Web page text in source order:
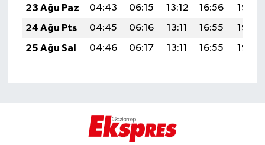
23 Ağu Paz
04:43 06:15 13:12 16:56
19:58
24 Ağu Pts
04:45 06:16 13:11 16:55
19:56
25 Ağu Sal
04:46 06:17 13:11 16:55 19:55